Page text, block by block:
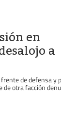
en
a
de defensa y
de otra facción